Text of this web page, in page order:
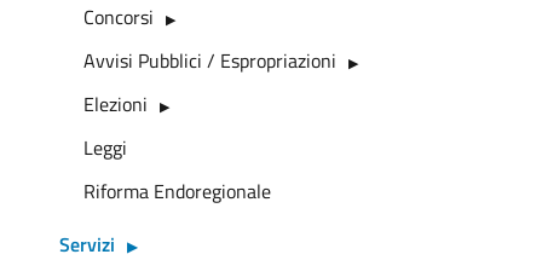
Concorsi
Avvisi Pubblici / Espropriazioni
Elezioni
Leggi
Riforma Endoregionale
Servizi